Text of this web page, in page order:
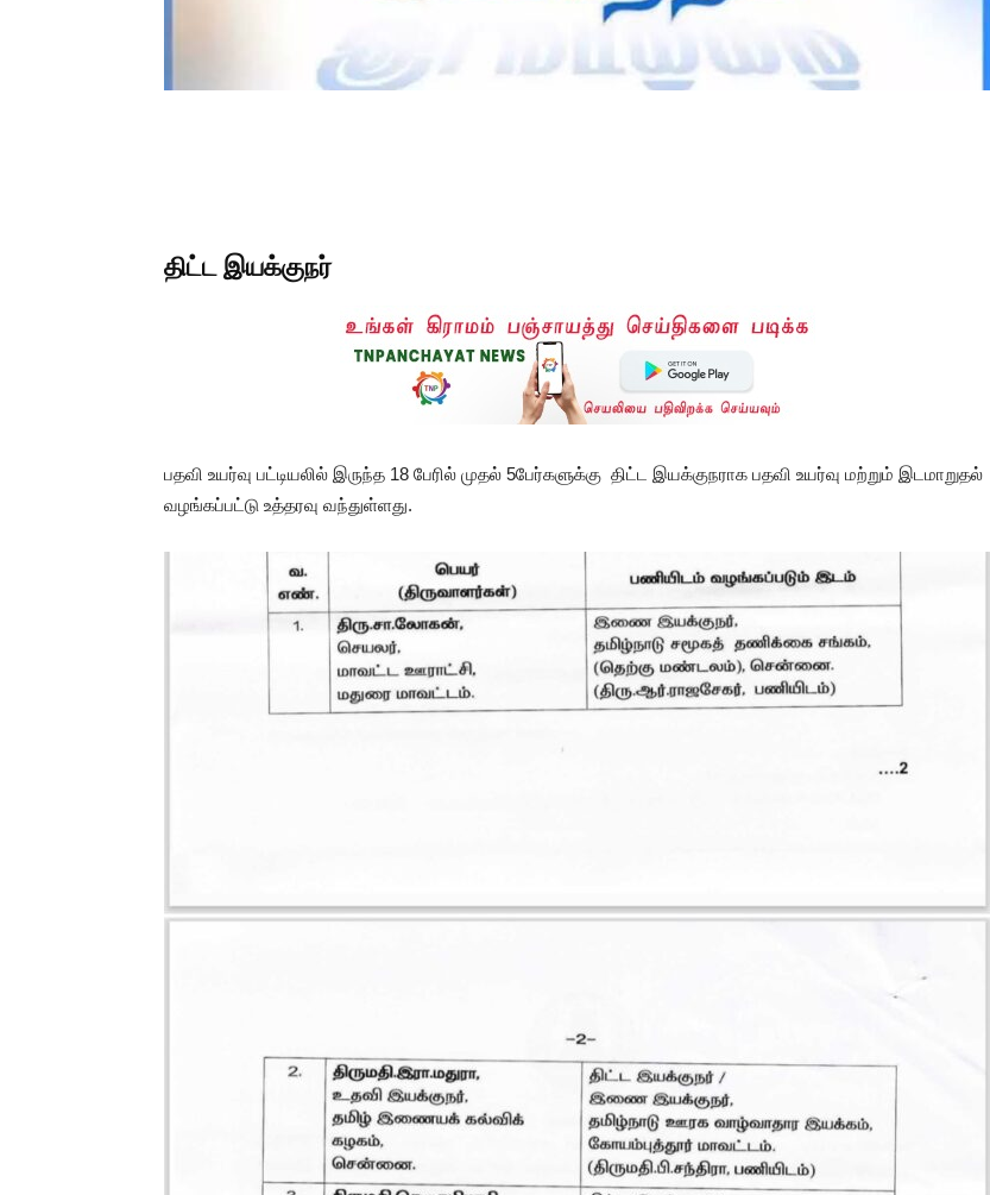
திட்ட இயக்குநர்
பதவி உயர்வு பட்டியலில் இருந்த 18 பேரில் முதல் 5பேர்களுக்கு திட்ட இயக்குநராக பதவி உயர்வு மற்றும் இடமாறுதல்
வழங்கப்பட்டு உத்தரவு வந்துள்ளது.